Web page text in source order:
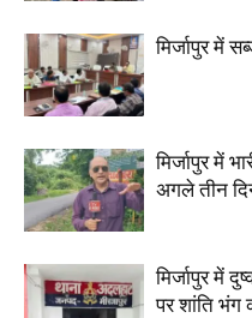
मिर्जापुर में
मिर्जापुर में
अगले तीन
मिर्जापुर में
पर शांति भंग